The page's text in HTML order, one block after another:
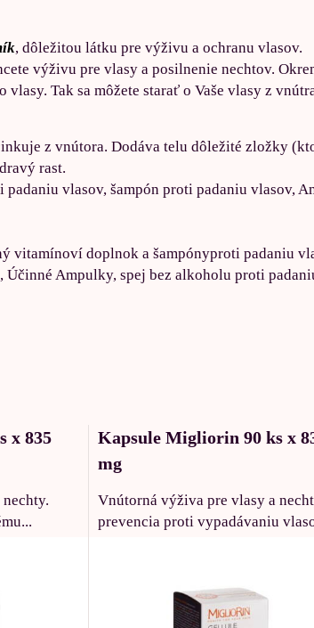
, dôležitou látku pre výživu a ochranu vlasov.
výživu pre vlasy a posilnenie nechtov.
Tak sa môžete starať o Vaše vlasy z
z vnútora. Dodáva telu dôležité zložky
rast.
vlasov, šampón proti padaniu vlasov,
vitamínoví doplnok a šampónyproti padaniu
Ampulky, spej bez alkoholu proti
x 835
Kapsule Migliorin 90 ks x
mg
Vnútorná výživa pre vlasy a
prevencia proti vypadávaniu